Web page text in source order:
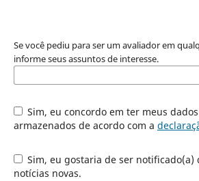
Se você pediu para ser um avaliador em
informe seus assuntos de interesse.
Sim, eu concordo em ter meus
armazenados de acordo com a
Sim, eu gostaria de ser notificado(a)
notícias novas.